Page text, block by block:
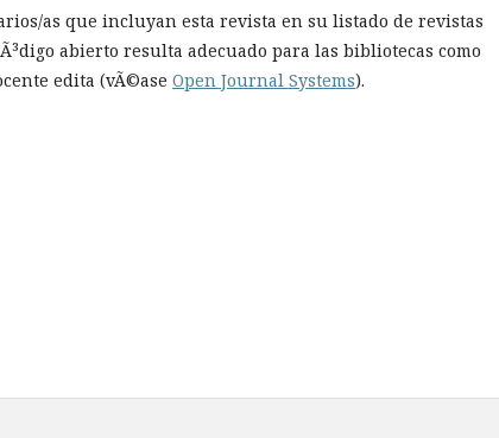
as que incluyan esta revista en su listado de revistas
abierto resulta adecuado para las bibliotecas como
edita (vÃ©ase Open Journal Systems).